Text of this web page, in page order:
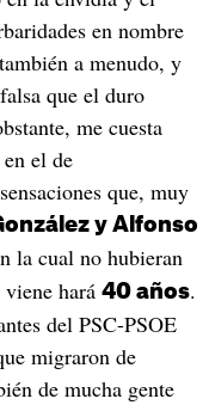
en nombre
a menudo, y
que el duro
me cuesta
el de
que, muy
y Alfonso
la cual no hubieran
hará 40 años.
del PSC-PSOE
migraron de
de mucha gente